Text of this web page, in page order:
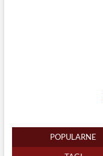
POPULARNE